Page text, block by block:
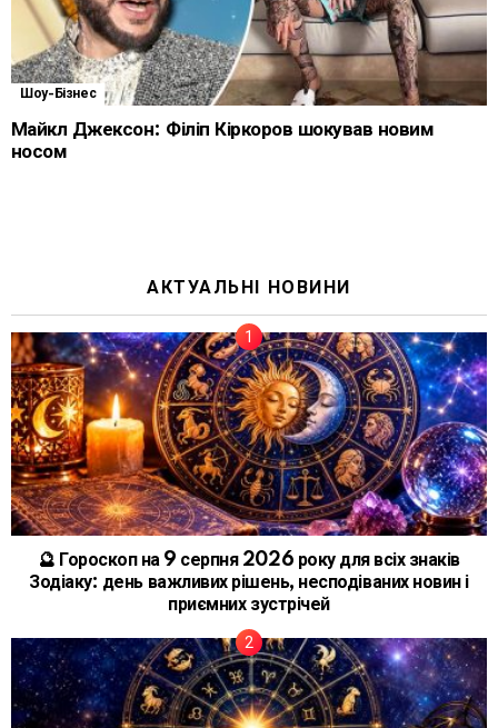
Шоу-Бізнес
Майкл Джексон: Філіп Кіркоров шокував новим
носом
АКТУАЛЬНІ НОВИНИ
🔮 Гороскоп на 9 серпня 2026 року для всіх знаків
Зодіаку: день важливих рішень, несподіваних новин і
приємних зустрічей